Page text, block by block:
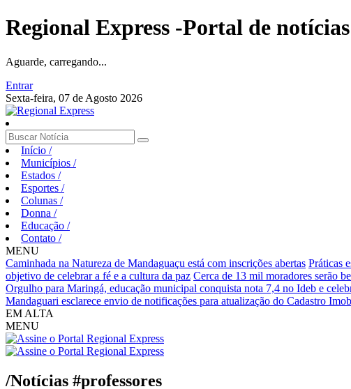
Regional Express -Portal de
Aguarde, carregando...
Entrar
Sexta-feira, 07 de Agosto 2026
Início /
Municípios /
Estados /
Esportes /
Colunas /
Donna /
Educação /
Contato /
MENU
Caminhada na Natureza de Mandaguaçu está com inscrições abertas Práticas
objetivo de celebrar a fé e a cultura da paz Cerca de 13 mil moradores serão
Orgulho para Maringá, educação municipal conquista nota 7,4 no Ideb e
Mandaguari esclarece envio de notificações para atualização do Cadastro
EM ALTA
MENU
/Notícias #professores